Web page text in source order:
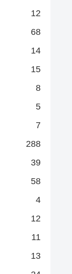
12
68
14
15
8
5
7
288
39
58
4
12
11
13